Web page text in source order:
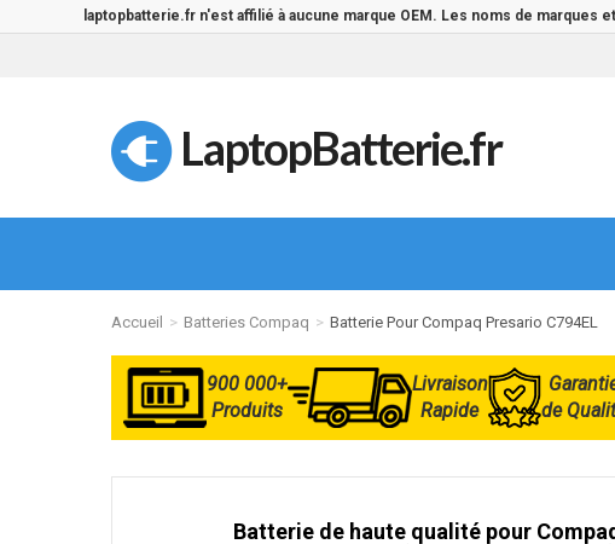
laptopbatterie.fr n'est affilié à aucune marque OEM. Les noms de
LaptopBatterie.fr
Accueil Batteries Compaq Batterie Pour Compaq Presario C794EL
900 000+
Produits
Livraison
Rapide
de
Batterie de haute qualité pour